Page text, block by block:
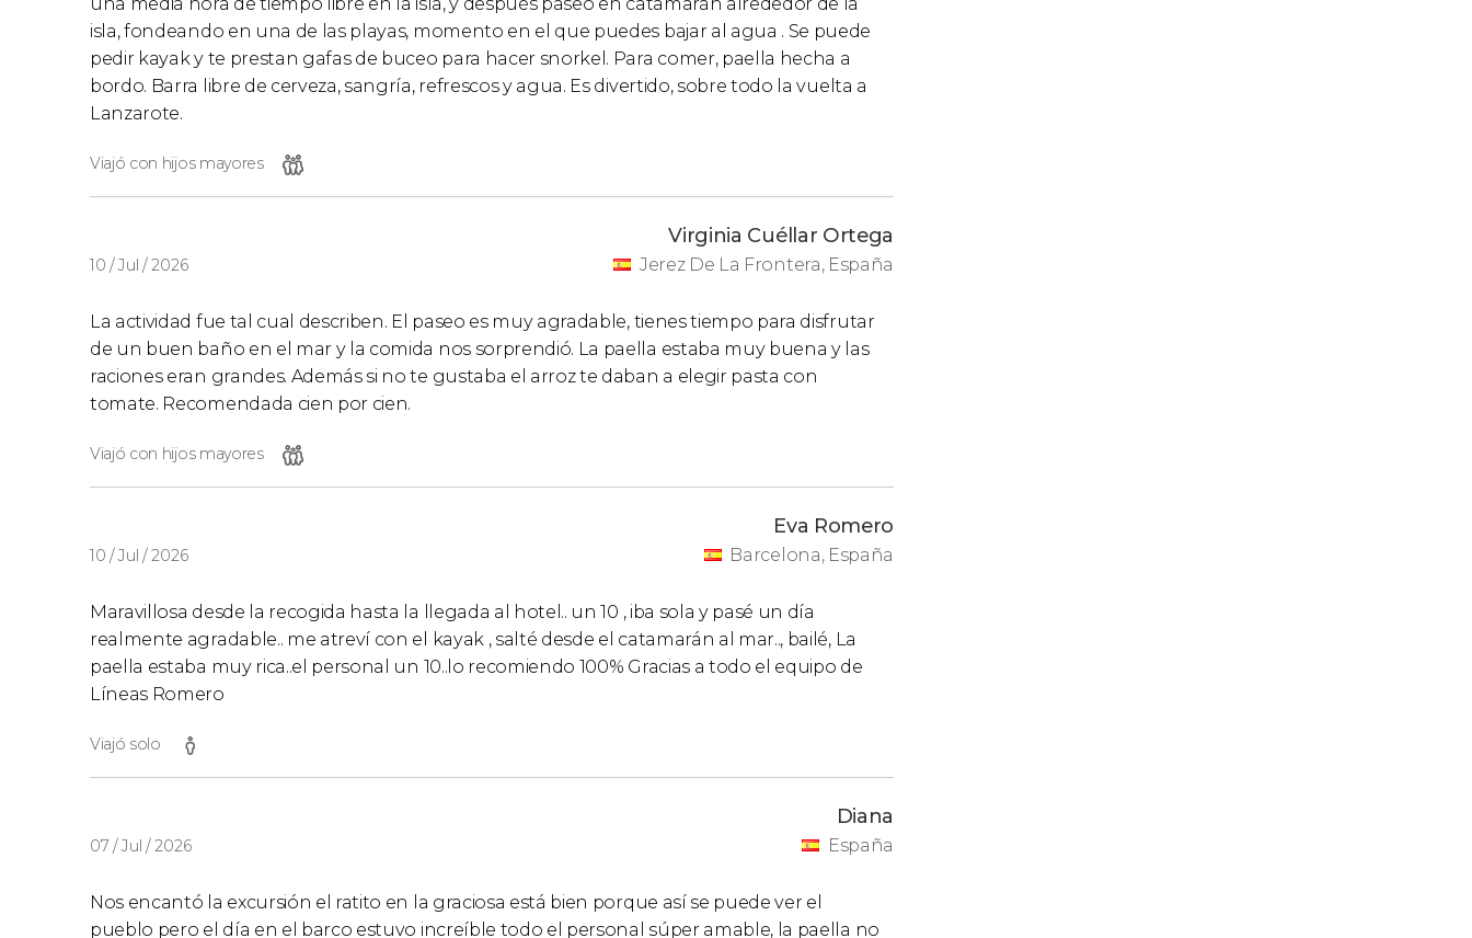
isla, fondeando en una de las playas, momento en el que puedes bajar al agua . Se puede
pedir kayak y te prestan gafas de buceo para hacer snorkel. Para comer, paella hecha a
bordo. Barra libre de cerveza, sangría, refrescos y agua. Es divertido, sobre todo la vuelta a
Lanzarote.
Viajó con hijos mayores
10 / Jul / 2026
Virginia Cuéllar Ortega
Jerez De La Frontera, España
La actividad fue tal cual describen. El paseo es muy agradable, tienes tiempo para disfrutar
de un buen baño en el mar y la comida nos sorprendió. La paella estaba muy buena y las
raciones eran grandes. Además si no te gustaba el arroz te daban a elegir pasta con
tomate. Recomendada cien por cien.
Viajó con hijos mayores
10 / Jul / 2026
Eva Romero
Barcelona, España
Maravillosa desde la recogida hasta la llegada al hotel.. un 10 , iba sola y pasé un día
realmente agradable.. me atreví con el kayak , salté desde el catamarán al mar.., bailé, La
paella estaba muy rica..el personal un 10..lo recomiendo 100% Gracias a todo el equipo de
Líneas Romero
Viajó solo
07 / Jul / 2026
Diana
España
Nos encantó la excursión el ratito en la graciosa está bien porque así se puede ver el
pueblo pero el día en el barco estuvo increíble todo el personal súper amable, la paella no